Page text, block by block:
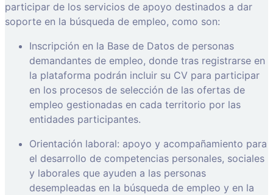
participar de los servicios de apoyo destinados a dar
soporte en la búsqueda de empleo, como son:
Inscripción en la Base de Datos de personas
demandantes de empleo, donde tras registrarse en
la plataforma podrán incluir su CV para participar
en los procesos de selección de las ofertas de
empleo gestionadas en cada territorio por las
entidades participantes.
Orientación laboral: apoyo y acompañamiento para
el desarrollo de competencias personales, sociales
y laborales que ayuden a las personas
desempleadas en la búsqueda de empleo y en la